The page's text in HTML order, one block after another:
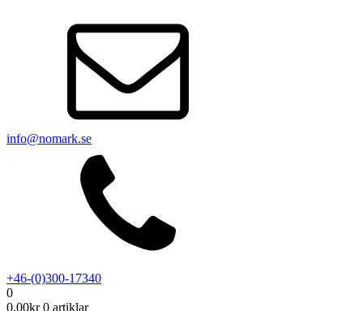
info@nomark.se
+46-(0)300-17340
0
0,00kr 0 artiklar